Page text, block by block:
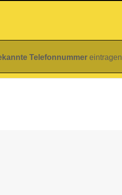
Telefonnummer eintragen